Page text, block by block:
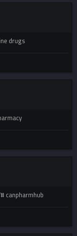
drugs
canpharmhub